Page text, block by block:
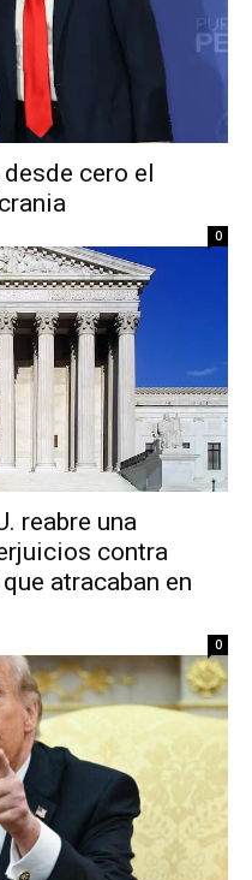
desde cero el
0
reabre una
contra
atracaban en
0